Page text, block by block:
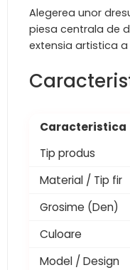
Alegerea unor
piesa centrala de
extensia artistica
Caracteristica
Tip produs
Material / Tip fir
Grosime (Den)
Culoare
Model / Design